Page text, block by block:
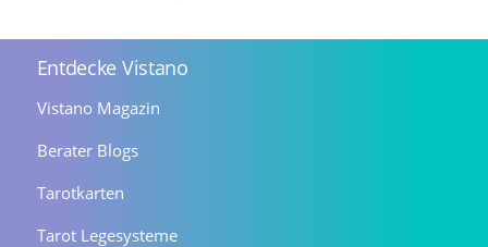
Entdecke Vistano
Vistano Magazin
Berater Blogs
Tarotkarten
Tarot Legesysteme